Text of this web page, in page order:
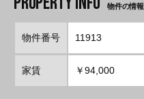
物件の情報
物件番号 11913
家賃 ￥94,000